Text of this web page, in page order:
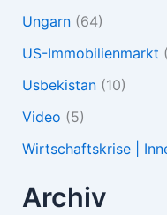
Ungarn(64)
US-Immobilienmarkt
Usbekistan(10)
Video (5)
Wirtschaftskrise |
Archiv